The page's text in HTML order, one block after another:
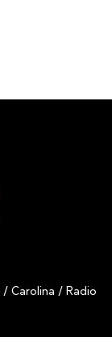
/ Carolina / Radio